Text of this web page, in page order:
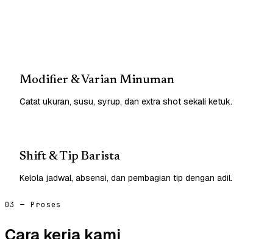
Modifier & Varian Minuman
Catat ukuran, susu, syrup, dan extra shot sekali ketuk.
Shift & Tip Barista
Kelola jadwal, absensi, dan pembagian tip dengan adil.
03 — Proses
Cara kerja kami